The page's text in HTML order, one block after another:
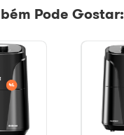
Pode Gostar: